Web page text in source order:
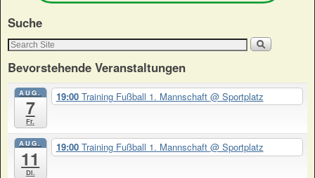
Suche
Bevorstehende Veranstaltungen
AUG.
7
Fr.
19:00 Training Fußball 1. Mannschaft @ Sportplatz
AUG.
11
Di.
19:00 Training Fußball 1. Mannschaft @ Sportplatz